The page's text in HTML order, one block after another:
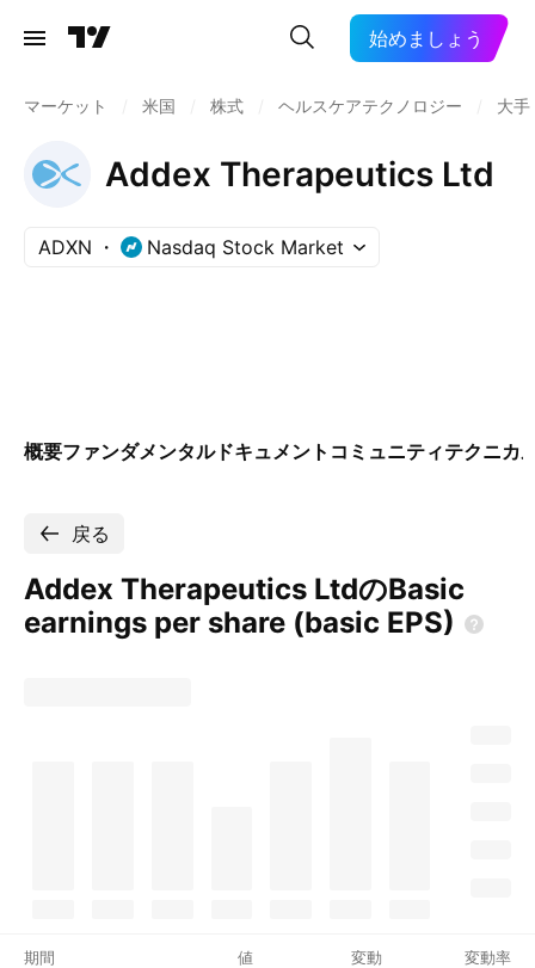
始めましょう
マーケット 米国 株式 ヘルスケアテクノロジー 大手
Addex Therapeutics Ltd
ADXN Nasdaq Stock Market
概要ファンダメンタルドキュメント コミュニティテクニカ
戻る
Addex Therapeutics LtdのBasic
earnings per share (basic EPS)
期間 値 変動 変動率